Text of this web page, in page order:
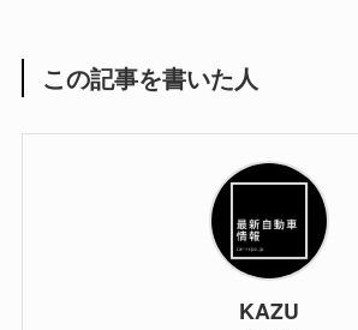
この記事を書いた人
KAZU